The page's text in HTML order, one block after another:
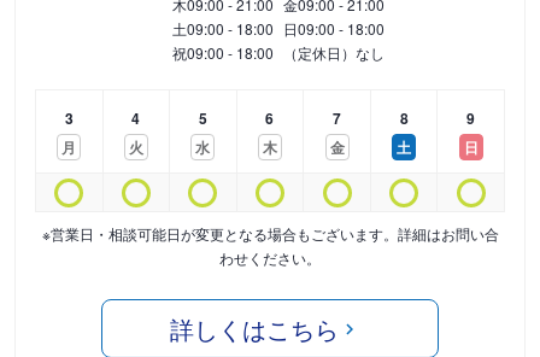
木09:00 - 21:00 金09:00 - 21:00
土09:00 - 18:00 日09:00 - 18:00
祝09:00 - 18:00 （定休日）なし
3
月
4
火
5
水
6
木
7
金
8
土
9
日
※営業日・相談可能日が変更となる場合もございます。詳細はお問い合
わせください。
詳しくはこちら